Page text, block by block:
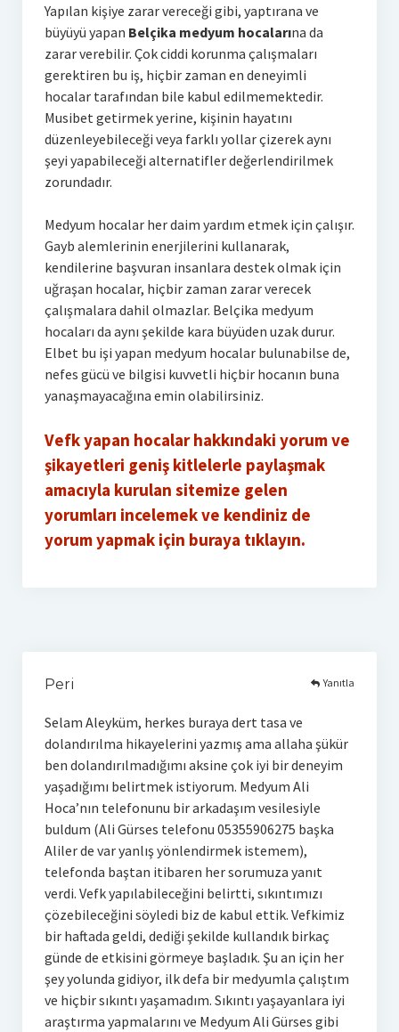
Yapılan kişiye zarar vereceği gibi, yaptırana ve
büyüyü yapan Belçika medyum hocalarına da
zarar verebilir. Çok ciddi korunma çalışmaları
gerektiren bu iş, hiçbir zaman en deneyimli
hocalar tarafından bile kabul edilmemektedir.
Musibet getirmek yerine, kişinin hayatını
düzenleyebileceği veya farklı yollar çizerek aynı
şeyi yapabileceği alternatifler değerlendirilmek
zorundadır.
Medyum hocalar her daim yardım etmek için çalışır.
Gayb alemlerinin enerjilerini kullanarak,
kendilerine başvuran insanlara destek olmak için
uğraşan hocalar, hiçbir zaman zarar verecek
çalışmalara dahil olmazlar. Belçika medyum
hocaları da aynı şekilde kara büyüden uzak durur.
Elbet bu işi yapan medyum hocalar bulunabilse de,
nefes gücü ve bilgisi kuvvetli hiçbir hocanın buna
yanaşmayacağına emin olabilirsiniz.
Vefk yapan hocalar hakkındaki yorum ve
şikayetleri geniş kitlelerle paylaşmak
amacıyla kurulan sitemize gelen
yorumları incelemek ve kendiniz de
yorum yapmak için buraya tıklayın.
Peri
Selam Aleyküm, herkes buraya dert tasa ve
dolandırılma hikayelerini yazmış ama allaha şükür
ben dolandırılmadığımı aksine çok iyi bir deneyim
yaşadığımı belirtmek istiyorum. Medyum Ali
Hoca’nın telefonunu bir arkadaşım vesilesiyle
buldum (Ali Gürses telefonu 05355906275 başka
Aliler de var yanlış yönlendirmek istemem),
telefonda baştan itibaren her sorumuza yanıt
verdi. Vefk yapılabileceğini belirtti, sıkıntımızı
çözebileceğini söyledi biz de kabul ettik. Vefkimiz
bir haftada geldi, dediği şekilde kullandık birkaç
günde de etkisini görmeye başladık. Şu an için her
şey yolunda gidiyor, ilk defa bir medyumla çalıştım
ve hiçbir sıkıntı yaşamadım. Sıkıntı yaşayanlara iyi
araştırma yapmalarını ve Medyum Ali Gürses gibi
Yanıtla